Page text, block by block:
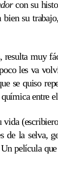
con su
su
resulta muy
les va
se quiso
entre
vida
de la selva,
película